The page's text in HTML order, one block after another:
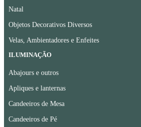
Natal
Objetos Decorativos Diversos
Velas, Ambientadores e Enfeites
ILUMINAÇÃO
Abajours e outros
Apliques e lanternas
Candeeiros de Mesa
Candeeiros de Pé